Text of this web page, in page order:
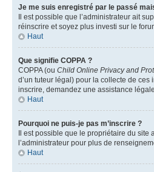
Je me suis enregistré par le passé
Il est possible que l’administrateur ait
réinscrire et soyez plus investi sur le
Haut
Que signifie COPPA ?
COPPA (ou Child Online Privacy and
d’un tuteur légal) pour la collecte de
inscrire, demandez une assistance
Haut
Pourquoi ne puis-je pas m’inscrire ?
Il est possible que le propriétaire du
l’administrateur pour plus de
Haut